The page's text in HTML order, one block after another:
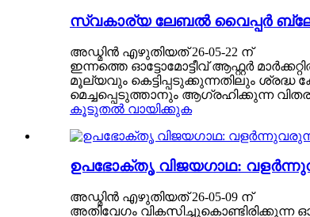
സ്വകാര്യ ലേബൽ വൈപ്പർ
അഡ്മിൻ എഴുതിയത് 26-05-22 ന്
ഇന്നത്തെ ഓട്ടോമോട്ടീവ് ആഫ്റ്റർ
മൂല്യവും കെട്ടിപ്പടുക്കുന്നതിലും
മെച്ചപ്പെടുത്താനും ആഗ്രഹിക്കുന്ന
കൂടുതൽ വായിക്കുക
ഉപഭോക്തൃ വിജയഗാഥ:
അഡ്മിൻ എഴുതിയത് 26-05-09 ന്
അതിവേഗം വികസിച്ചുകൊണ്ടിരിക്കുന്ന